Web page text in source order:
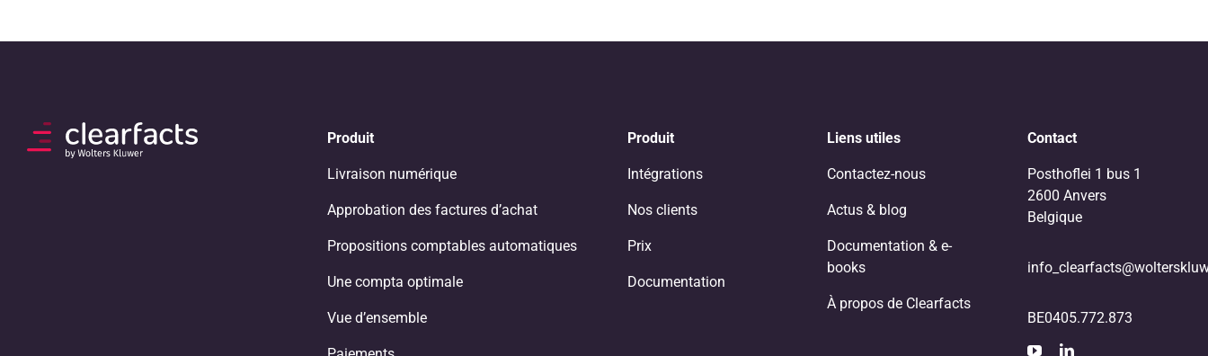
Produit
Livraison numérique
Approbation des factures d’achat
Propositions comptables automatiques
Une compta optimale
Vue d’ensemble
Produit
Intégrations
Nos clients
Prix
Documentation
Liens utiles
Contactez-nous
Actus & blog
Documentation & e-
books
À propos de Clearfacts
Contact
Posthoflei 1 bus 1
2600 Anvers
Belgique
BE0405.772.873